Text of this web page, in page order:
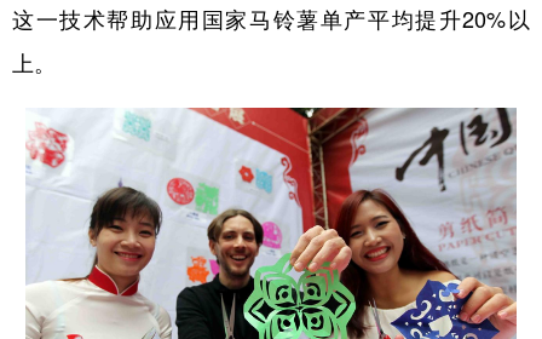
这一技术帮助应用国家马铃薯单产平均提升20%以
上。